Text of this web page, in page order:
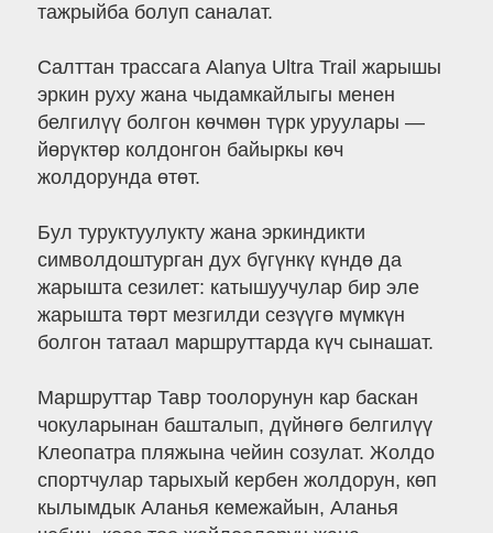
тажрыйба болуп саналат.
Салттан трассага Alanya Ultra Trail жарышы
эркин руху жана чыдамкайлыгы менен
белгилүү болгон көчмөн түрк уруулары —
йөрүктөр колдонгон байыркы көч
жолдорунда өтөт.
Бул туруктуулукту жана эркиндикти
символдоштурган дух бүгүнкү күндө да
жарышта сезилет: катышуучулар бир эле
жарышта төрт мезгилди сезүүгө мүмкүн
болгон татаал маршруттарда күч сынашат.
Маршруттар Тавр тоолорунун кар баскан
чокуларынан башталып, дүйнөгө белгилүү
Клеопатра пляжына чейин созулат. Жолдо
спортчулар тарыхый кербен жолдорун, көп
кылымдык Аланья кемежайын, Аланья